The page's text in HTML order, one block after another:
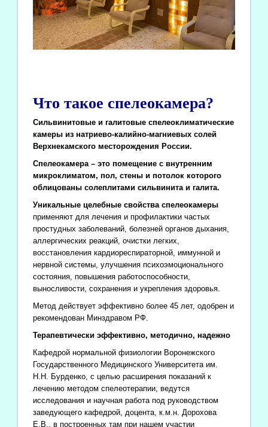
Что такое спелеокамера?
Сильвинитовые и галитовые спелеоклиматические
камеры из натриево-калийно-магниевых солей
Верхнекамского месторождения России.
Спелеокамера – это помещение с внутренним
микроклиматом, пол, стены и потолок которого
облицованы солеплитами сильвинита и галита.
Уникальные целебные свойства спелеокамеры
применяют для лечения и профилактики частых
простудных заболеваний, болезней органов дыхания,
аллергических реакций, очистки легких,
восстановления кардиореспираторной, иммунной и
нервной системы, улучшения психоэмоционального
состояния, повышения работоспособности,
выносливости, сохранения и укрепления здоровья.
Метод действует эффективно более 45 лет, одобрен и
рекомендован Минздравом РФ.
Терапевтически эффективно, методично, надежно
Кафедрой нормальной физиологии Воронежского
Государственного Медицинского Университета им.
Н.Н. Бурденко, с целью расширения показаний к
лечению методом спелеотерапии, ведутся
исследования и научная работа под руководством
заведующего кафедрой, доцента, к.м.н. Дорохова
Е.В., в построенных там при нашем участии